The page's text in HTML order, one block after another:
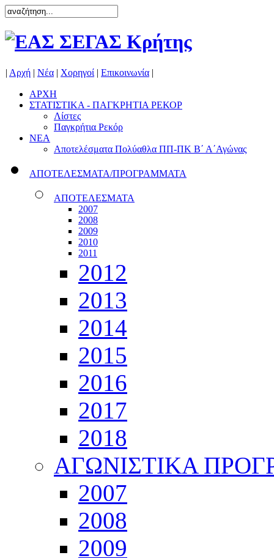
| Αρχή | Νέα | Χορηγοί | Επικοινωνία |
ΑΡΧΗ
ΣΤΑΤΙΣΤΙΚΑ - ΠΑΓΚΡΗΤΙΑ ΡΕΚΟΡ
Λίστες
Παγκρήτια Ρεκόρ
ΝΕΑ
Αποτελέσματα Πολύαθλα ΠΠ-ΠΚ Β΄ Α΄Αγώνας
ΑΠΟΤΕΛΕΣΜΑΤΑ/ΠΡΟΓΡΑΜΜΑΤΑ
ΑΠΟΤΕΛΕΣΜΑΤΑ
2007
2008
2009
2010
2011
2012
2013
2014
2015
2016
2017
2018
ΑΓΩΝΙΣΤΙΚΑ
2007
2008
2009